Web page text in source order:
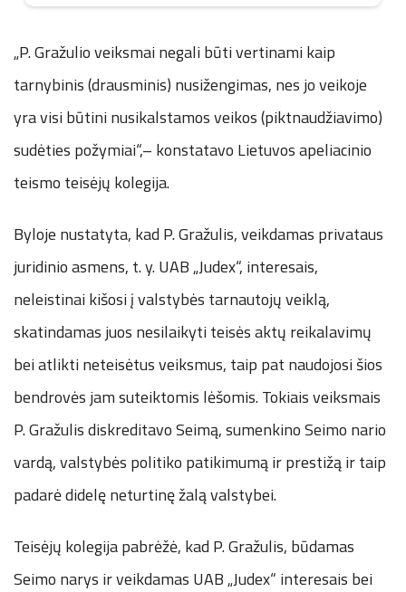
„P. Gražulio veiksmai negali būti vertinami kaip
tarnybinis (drausminis) nusižengimas, nes jo veikoje
yra visi būtini nusikalstamos veikos (piktnaudžiavimo)
sudėties požymiai“,– konstatavo Lietuvos apeliacinio
teismo teisėjų kolegija.
Byloje nustatyta, kad P. Gražulis, veikdamas privataus
juridinio asmens, t. y. UAB „Judex“, interesais,
neleistinai kišosi į valstybės tarnautojų veiklą,
skatindamas juos nesilaikyti teisės aktų reikalavimų
bei atlikti neteisėtus veiksmus, taip pat naudojosi šios
bendrovės jam suteiktomis lėšomis. Tokiais veiksmais
P. Gražulis diskreditavo Seimą, sumenkino Seimo nario
vardą, valstybės politiko patikimumą ir prestižą ir taip
padarė didelę neturtinę žalą valstybei.
Teisėjų kolegija pabrėžė, kad P. Gražulis, būdamas
Seimo narys ir veikdamas UAB „Judex“ interesais bei